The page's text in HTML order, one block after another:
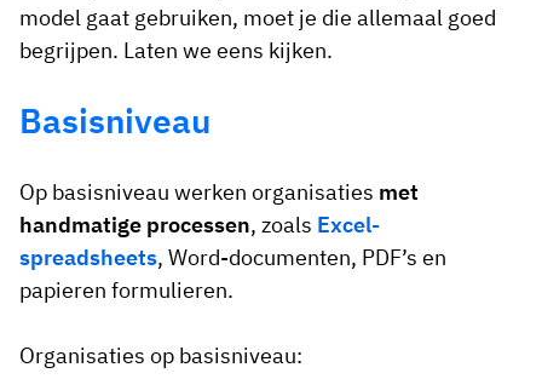
model gaat gebruiken, moet je die allemaal goed
begrijpen. Laten we eens kijken.
Basisniveau
Op basisniveau werken organisaties met
handmatige processen, zoals Excel-
spreadsheets, Word-documenten, PDF’s en
papieren formulieren.
Organisaties op basisniveau: